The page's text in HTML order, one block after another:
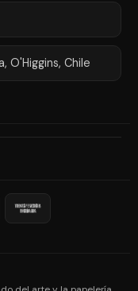
O'Higgins, Chile